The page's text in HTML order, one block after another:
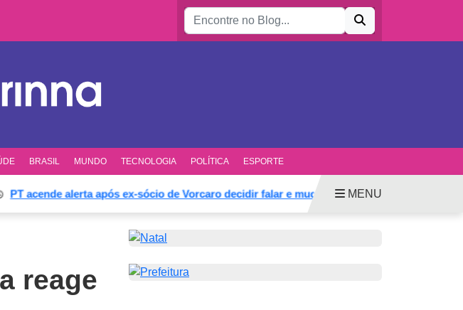
Buscar por:
BRASIL MUNDO TECNOLOGIA POLÍTICA ESPORTE
alerta após ex-sócio de Vorcaro decidir falar e mudar defesa Anunciado vice
MENU
reage